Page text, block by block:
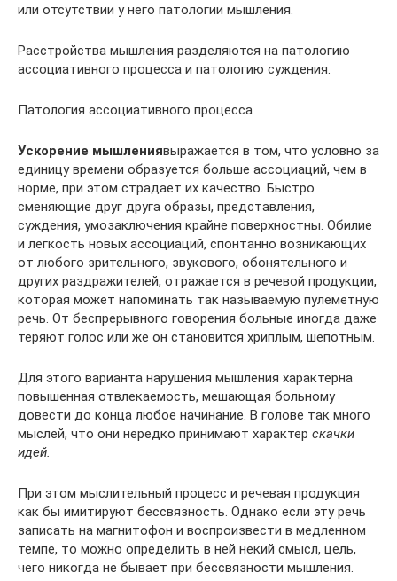
или отсутствии у него патологии мышления.
Расстройства мышления разделяются на патологию
ассоциа­тивного процесса и патологию суждения.
Патология ассоциативного процесса
Ускорение мышлениявыражается в том, что условно за
едини­цу времени образуется больше ассоциаций, чем в
норме, при этом страдает их качество. Быстро
сменяющие друг друга образы, пред­ставления,
суждения, умозаключения крайне поверхностны. Обилие
и легкость новых ассоциаций, спонтанно возникающих
от любого зрительного, звукового, обонятельного и
других раздражи­телей, отражается в речевой продукции,
которая может напоми­нать так называемую пулеметную
речь. От беспрерывного говоре­ния больные иногда даже
теряют голос или же он становится хриплым, шепотным.
Для этого варианта нарушения мышления характерна
повышен­ная отвлекаемость, мешающая больному
довести до конца любое начинание. В голове так много
мыслей, что они нередко принима­ют характер скачки
идей.
При этом мыслительный процесс и речевая продукция
как бы имитируют бессвязность. Однако если эту речь
записать на магнитофон и воспроизвести в медлен­ном
темпе, то можно определить в ней некий смысл, цель,
чего никогда не бывает при бессвязности мышления.